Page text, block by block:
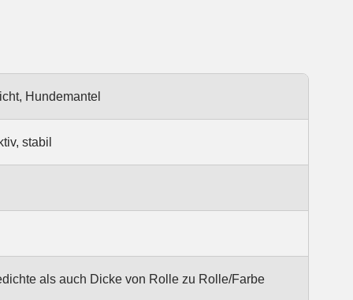
Hundemantel
stabil
als auch Dicke von Rolle zu Rolle/Farbe